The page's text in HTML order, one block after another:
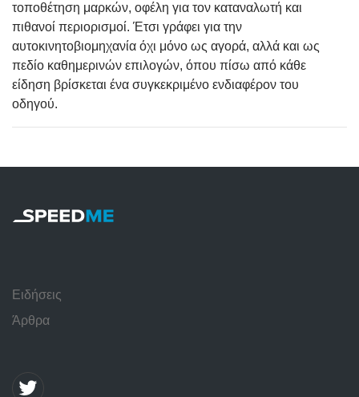
τοποθέτηση μαρκών, οφέλη για τον καταναλωτή και
πιθανοί περιορισμοί. Έτσι γράφει για την
αυτοκινητοβιομηχανία όχι μόνο ως αγορά, αλλά και ως
πεδίο καθημερινών επιλογών, όπου πίσω από κάθε
είδηση βρίσκεται ένα συγκεκριμένο ενδιαφέρον του
οδηγού.
Ειδήσεις
Άρθρα